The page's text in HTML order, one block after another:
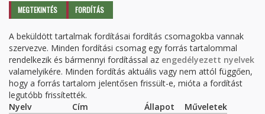
Elsődleges fülek
MEGTEKINTÉS FORDÍTÁS
A beküldött tartalmak fordításai fordítás csomagokba vannak
szervezve. Minden fordítási csomag egy forrás tartalommal
rendelkezik és bármennyi fordítással az engedélyezett nyelvek
valamelyikére. Minden fordítás aktuális vagy nem attól függően,
hogy a forrás tartalom jelentősen frissült-e, mióta a fordítást
legutóbb frissítették.
Nyelv
Cím Állapot
Műveletek